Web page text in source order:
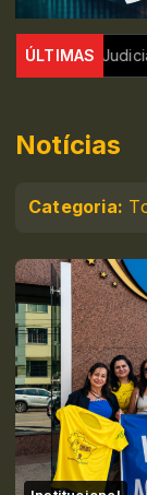
ÚLTIMAS
com DNA
Notícias
Categoria: